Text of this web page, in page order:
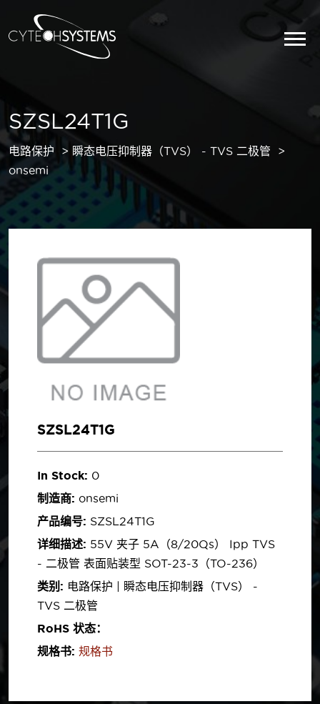
SZSL24T1G
电路保护
瞬态电压抑制器（TVS） - TVS 二极管
onsemi
SZSL24T1G
In Stock: 0
制造商: onsemi
产品编号: SZSL24T1G
详细描述: 55V 夹子 5A（8/20µs） Ipp TVS
- 二极管 表面贴装型 SOT-23-3（TO-236）
类别: 电路保护 | 瞬态电压抑制器（TVS） -
TVS 二极管
RoHS 状态：
规格书: 规格书